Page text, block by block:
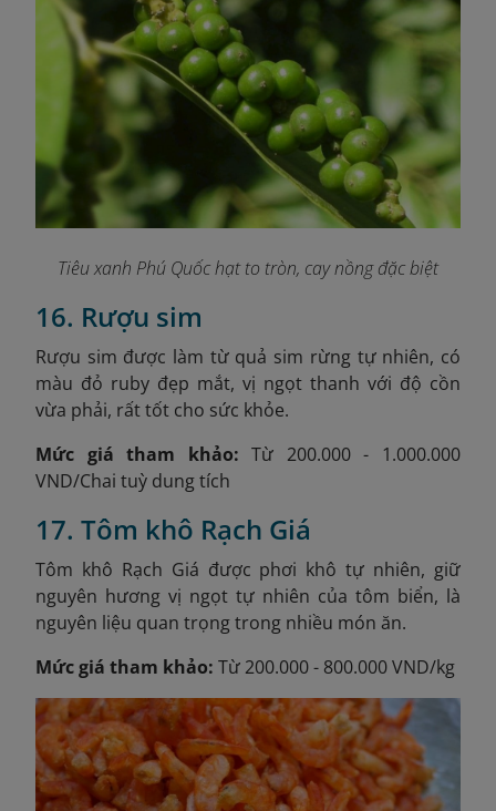
Tiêu xanh Phú Quốc hạt to tròn, cay nồng đặc biệt
16. Rượu sim
Rượu sim được làm từ quả sim rừng tự nhiên, có
màu đỏ ruby đẹp mắt, vị ngọt thanh với độ cồn
vừa phải, rất tốt cho sức khỏe.
Mức giá tham khảo:Từ 200.000 - 1.000.000
VND/Chai tuỳ dung tích
17. Tôm khô Rạch Giá
Tôm khô Rạch Giá được phơi khô tự nhiên, giữ
nguyên hương vị ngọt tự nhiên của tôm biển, là
nguyên liệu quan trọng trong nhiều món ăn.
Mức giá tham khảo: Từ 200.000 - 800.000 VND/kg